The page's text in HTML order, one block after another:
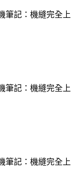
筆記：機縫完全上
筆記：機縫完全上
筆記：機縫完全上